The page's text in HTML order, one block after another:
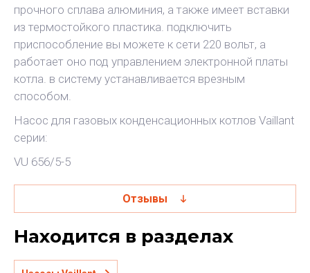
прочного сплава алюминия, а также имеет вставки
из термостойкого пластика. подключить
приспособление вы можете к сети 220 вольт, а
работает оно под управлением электронной платы
котла. в систему устанавливается врезным
способом.
Насос для газовых конденсационных котлов Vaillant
серии:
VU 656/5-5
Отзывы
Находится в разделах